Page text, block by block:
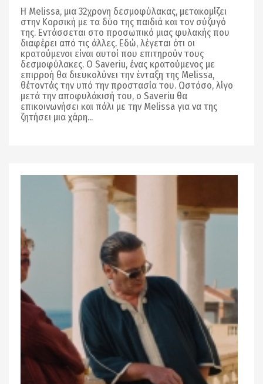
Η Melissa, μια 32χρονη δεσμοφύλακας, μετακομίζει
στην Κορσική με τα δύο της παιδιά και τον σύζυγό
της. Εντάσσεται στο προσωπικό μιας φυλακής που
διαφέρει από τις άλλες. Εδώ, λέγεται ότι οι
κρατούμενοι είναι αυτοί που επιτηρούν τους
δεσμοφύλακες. Ο Saveriu, ένας κρατούμενος με
επιρροή θα διευκολύνει την ένταξη της Melissa,
θέτοντάς την υπό την προστασία του. Ωστόσο, λίγο
μετά την αποφυλάκισή του, ο Saveriu θα
επικοινωνήσει και πάλι με την Melissa για να της
ζητήσει μια χάρη...